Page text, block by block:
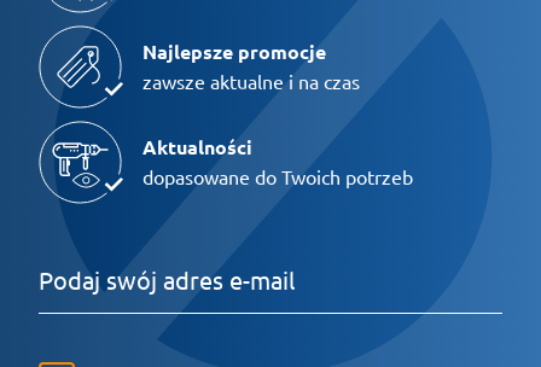
Najlepsze promocje
zawsze aktualne i na czas
Aktualności
dopasowane do Twoich potrzeb